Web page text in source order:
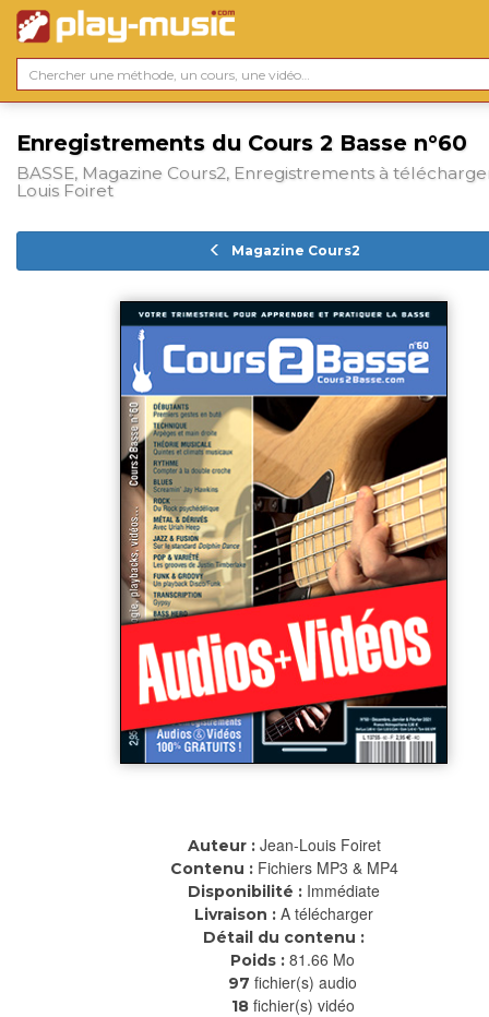
Enregistrements du Cours 2 Basse n°60
BASSE, Magazine Cours2, Enregistrements à
Louis Foiret
Magazine Cours2
Auteur : Jean-Louis Foiret
Contenu : Fichiers MP3 & MP4
Disponibilité : Immédiate
Livraison : A télécharger
Détail du contenu :
Poids : 81.66 Mo
97 fichier(s) audio
18 fichier(s) vidéo